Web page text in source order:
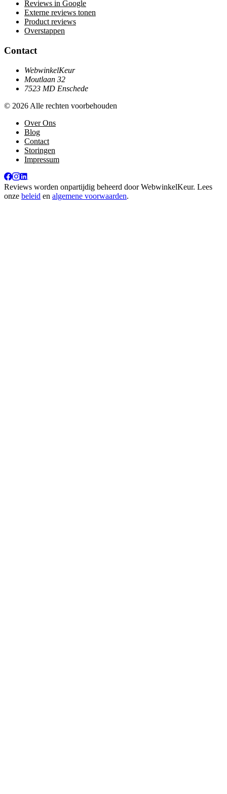
Reviews in Google
Externe reviews tonen
Product reviews
Overstappen
Contact
WebwinkelKeur
Moutlaan 32
7523 MD Enschede
© 2026 Alle rechten voorbehouden
Over Ons
Blog
Contact
Storingen
Impressum
Reviews worden onpartijdig beheerd doorWebwinkelKeur. Lees
onze beleid en algemene voorwaarden.